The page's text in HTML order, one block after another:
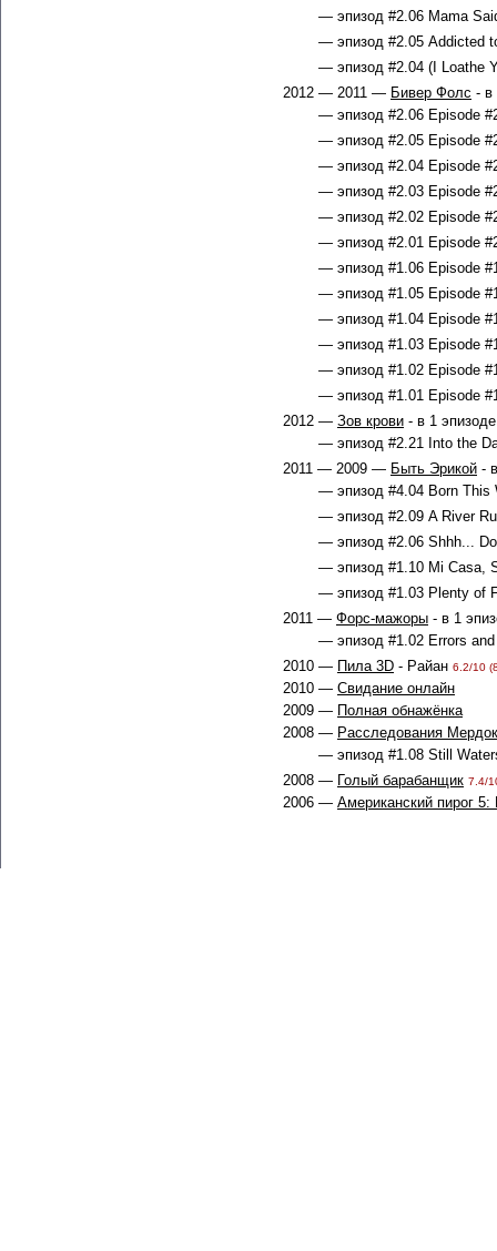
— эпизод #2.06 Mama
— эпизод #2.05 Addicted
— эпизод #2.04 (I Loathe
2012 — 2011 — Бивер Фолс - в
— эпизод #2.06 Episode
— эпизод #2.05 Episode
— эпизод #2.04 Episode
— эпизод #2.03 Episode
— эпизод #2.02 Episode
— эпизод #2.01 Episode
— эпизод #1.06 Episode
— эпизод #1.05 Episode
— эпизод #1.04 Episode
— эпизод #1.03 Episode
— эпизод #1.02 Episode
— эпизод #1.01 Episode
2012 — Зов крови - в 1 эпизоде
— эпизод #2.21 Into the
2011 — 2009 — Быть Эрикой -
— эпизод #4.04 Born This
— эпизод #2.09 A River
— эпизод #2.06 Shhh...
— эпизод #1.10 Mi Casa,
— эпизод #1.03 Plenty of
2011 — Форс-мажоры - в 1
— эпизод #1.02 Errors
2010 — Пила 3D - Райан 6.2/10
2010 — Свидание онлайн
2009 — Полная обнажёнка
2008 — Расследования
— эпизод #1.08 Still
2008 — Голый барабанщик 7.4/
2006 — Американский пирог 5: